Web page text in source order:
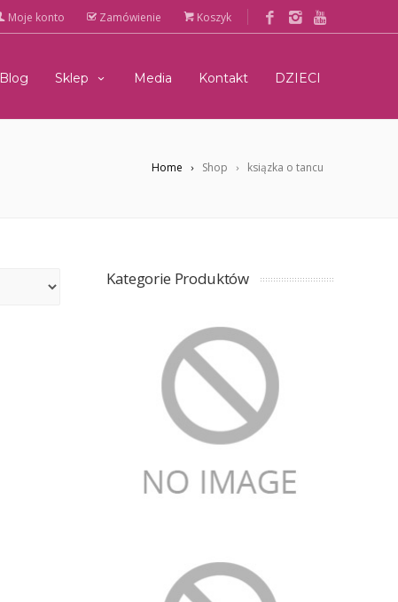
Moje konto Zamówienie Koszyk
Blog Sklep Media Kontakt DZIECI
Home Shop ksiązka o tancu
Kategorie Produktów